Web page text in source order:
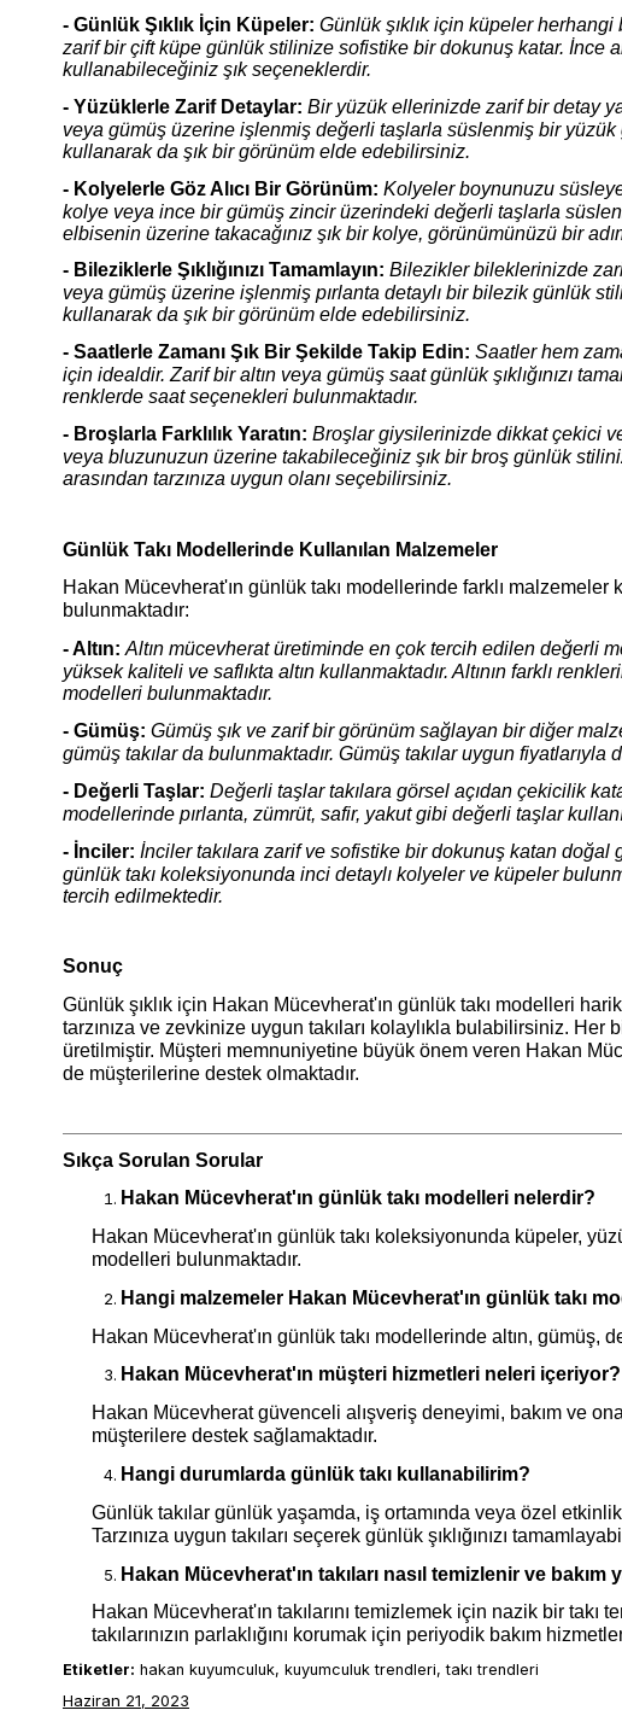
- Günlük Şıklık İçin Küpeler: Günlük şıklık için küpeler
zarif bir çift küpe günlük stilinize sofistike bir dokunuş katar. İnce
kullanabileceğiniz şık seçeneklerdir.
- Yüzüklerle Zarif Detaylar: Bir yüzük ellerinizde zarif bir detay
veya gümüş üzerine işlenmiş değerli taşlarla süslenmiş bir
kullanarak da şık bir görünüm elde edebilirsiniz.
- Kolyelerle Göz Alıcı Bir Görünüm: Kolyeler boynunuzu
kolye veya ince bir gümüş zincir üzerindeki değerli taşlarla
elbisenin üzerine takacağınız şık bir kolye, görünümünüzü bir
- Bileziklerle Şıklığınızı Tamamlayın: Bilezikler bileklerinizde
veya gümüş üzerine işlenmiş pırlanta detaylı bir bilezik günlük
kullanarak da şık bir görünüm elde edebilirsiniz.
- Saatlerle Zamanı Şık Bir Şekilde Takip Edin: Saatler hem
için idealdir. Zarif bir altın veya gümüş saat günlük şıklığınızı
renklerde saat seçenekleri bulunmaktadır.
- Broşlarla Farklılık Yaratın: Broşlar giysilerinizde dikkat çekici
veya bluzunuzun üzerine takabileceğiniz şık bir broş günlük
arasından tarzınıza uygun olanı seçebilirsiniz.
Günlük Takı Modellerinde Kullanılan Malzemeler
Hakan Mücevherat'ın günlük takı modellerinde farklı malzemeler
bulunmaktadır:
- Altın: Altın mücevherat üretiminde en çok tercih edilen değerli
yüksek kaliteli ve saflıkta altın kullanmaktadır. Altının farklı
modelleri bulunmaktadır.
- Gümüş: Gümüş şık ve zarif bir görünüm sağlayan bir diğer
gümüş takılar da bulunmaktadır. Gümüş takılar uygun fiyatlarıyla
- Değerli Taşlar: Değerli taşlar takılara görsel açıdan çekicilik
modellerinde pırlanta, zümrüt, safir, yakut gibi değerli taşlar
- İnciler: İnciler takılara zarif ve sofistike bir dokunuş katan
günlük takı koleksiyonunda inci detaylı kolyeler ve küpeler
tercih edilmektedir.
Sonuç
Günlük şıklık için Hakan Mücevherat'ın günlük takı modelleri
tarzınıza ve zevkinize uygun takıları kolaylıkla bulabilirsiniz.
üretilmiştir. Müşteri memnuniyetine büyük önem veren Hakan
de müşterilerine destek olmaktadır.
Sıkça Sorulan Sorular
Hakan Mücevherat'ın günlük takı modelleri nelerdir?
Hakan Mücevherat'ın günlük takı koleksiyonunda küpeler,
modelleri bulunmaktadır.
Hangi malzemeler Hakan Mücevherat'ın günlük takı
Hakan Mücevherat'ın günlük takı modellerinde altın, gümüş,
Hakan Mücevherat'ın müşteri hizmetleri neleri içeriyor?
Hakan Mücevherat güvenceli alışveriş deneyimi, bakım ve
müşterilere destek sağlamaktadır.
Hangi durumlarda günlük takı kullanabilirim?
Günlük takılar günlük yaşamda, iş ortamında veya özel
Tarzınıza uygun takıları seçerek günlük şıklığınızı
Hakan Mücevherat'ın takıları nasıl temizlenir ve bakım
Hakan Mücevherat'ın takılarını temizlemek için nazik bir
takılarınızın parlaklığını korumak için periyodik bakım
Etiketler: hakan kuyumculuk, kuyumculuk trendleri, takı trendleri
Haziran 21, 2023